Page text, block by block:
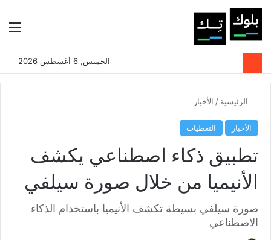
بحثالوضع
الخميس, 6 أغسطس 2026
الرئيسية / الأخبار
الأخبار التغطيات
تطبيق ذكاء اصطناعي يكشف
الأنيميا من خلال صورة سيلفي
صورة سيلفي بسيطة تكشف الأنيميا باستخدام الذكاء
الاصطناعي